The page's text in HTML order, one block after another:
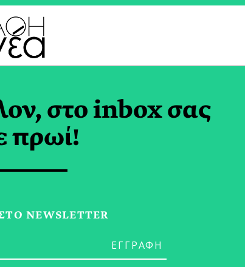
TAG
Kids Podcast
Αυτοί Καλά κι Εμείς
στο inbox σας
πρωί!
NEWSLETTER